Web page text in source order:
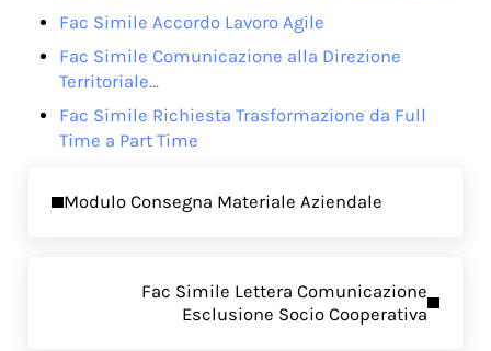
Fac Simile Accordo Lavoro Agile
Fac Simile Comunicazione alla Direzione
Territoriale…
Fac Simile Richiesta Trasformazione da Full
Time a Part Time
Modulo Consegna Materiale Aziendale
Fac Simile Lettera Comunicazione
Esclusione Socio Cooperativa